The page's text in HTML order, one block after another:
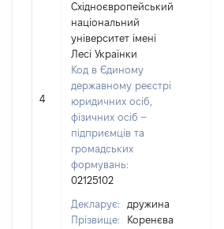
4
Східноєвропейський
національний
університет імені
Лесі Українки
Код в Єдиному
державному реєстрі
юридичних осіб,
фізичних осіб –
підприємців та
громадських
формувань:
02125102
Декларує:
дружина
Прізвище:
Коренєва